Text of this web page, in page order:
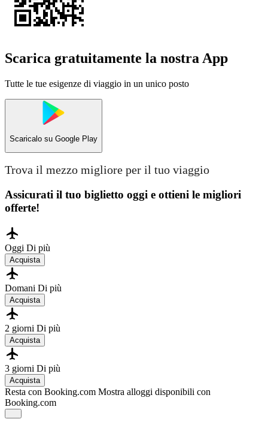
Scarica gratuitamente la nostra App
Tutte le tue esigenze di viaggio in un unico posto
Scaricalo su Google Play
Trova il mezzo migliore per il tuo viaggio
Assicurati il ​​tuo biglietto oggi e ottieni le migliori
offerte!
Oggi Di più
Acquista
Domani Di più
Acquista
2 giorni Di più
Acquista
3 giorni Di più
Acquista
Resta con Booking.com Mostra alloggi disponibili con
Booking.com